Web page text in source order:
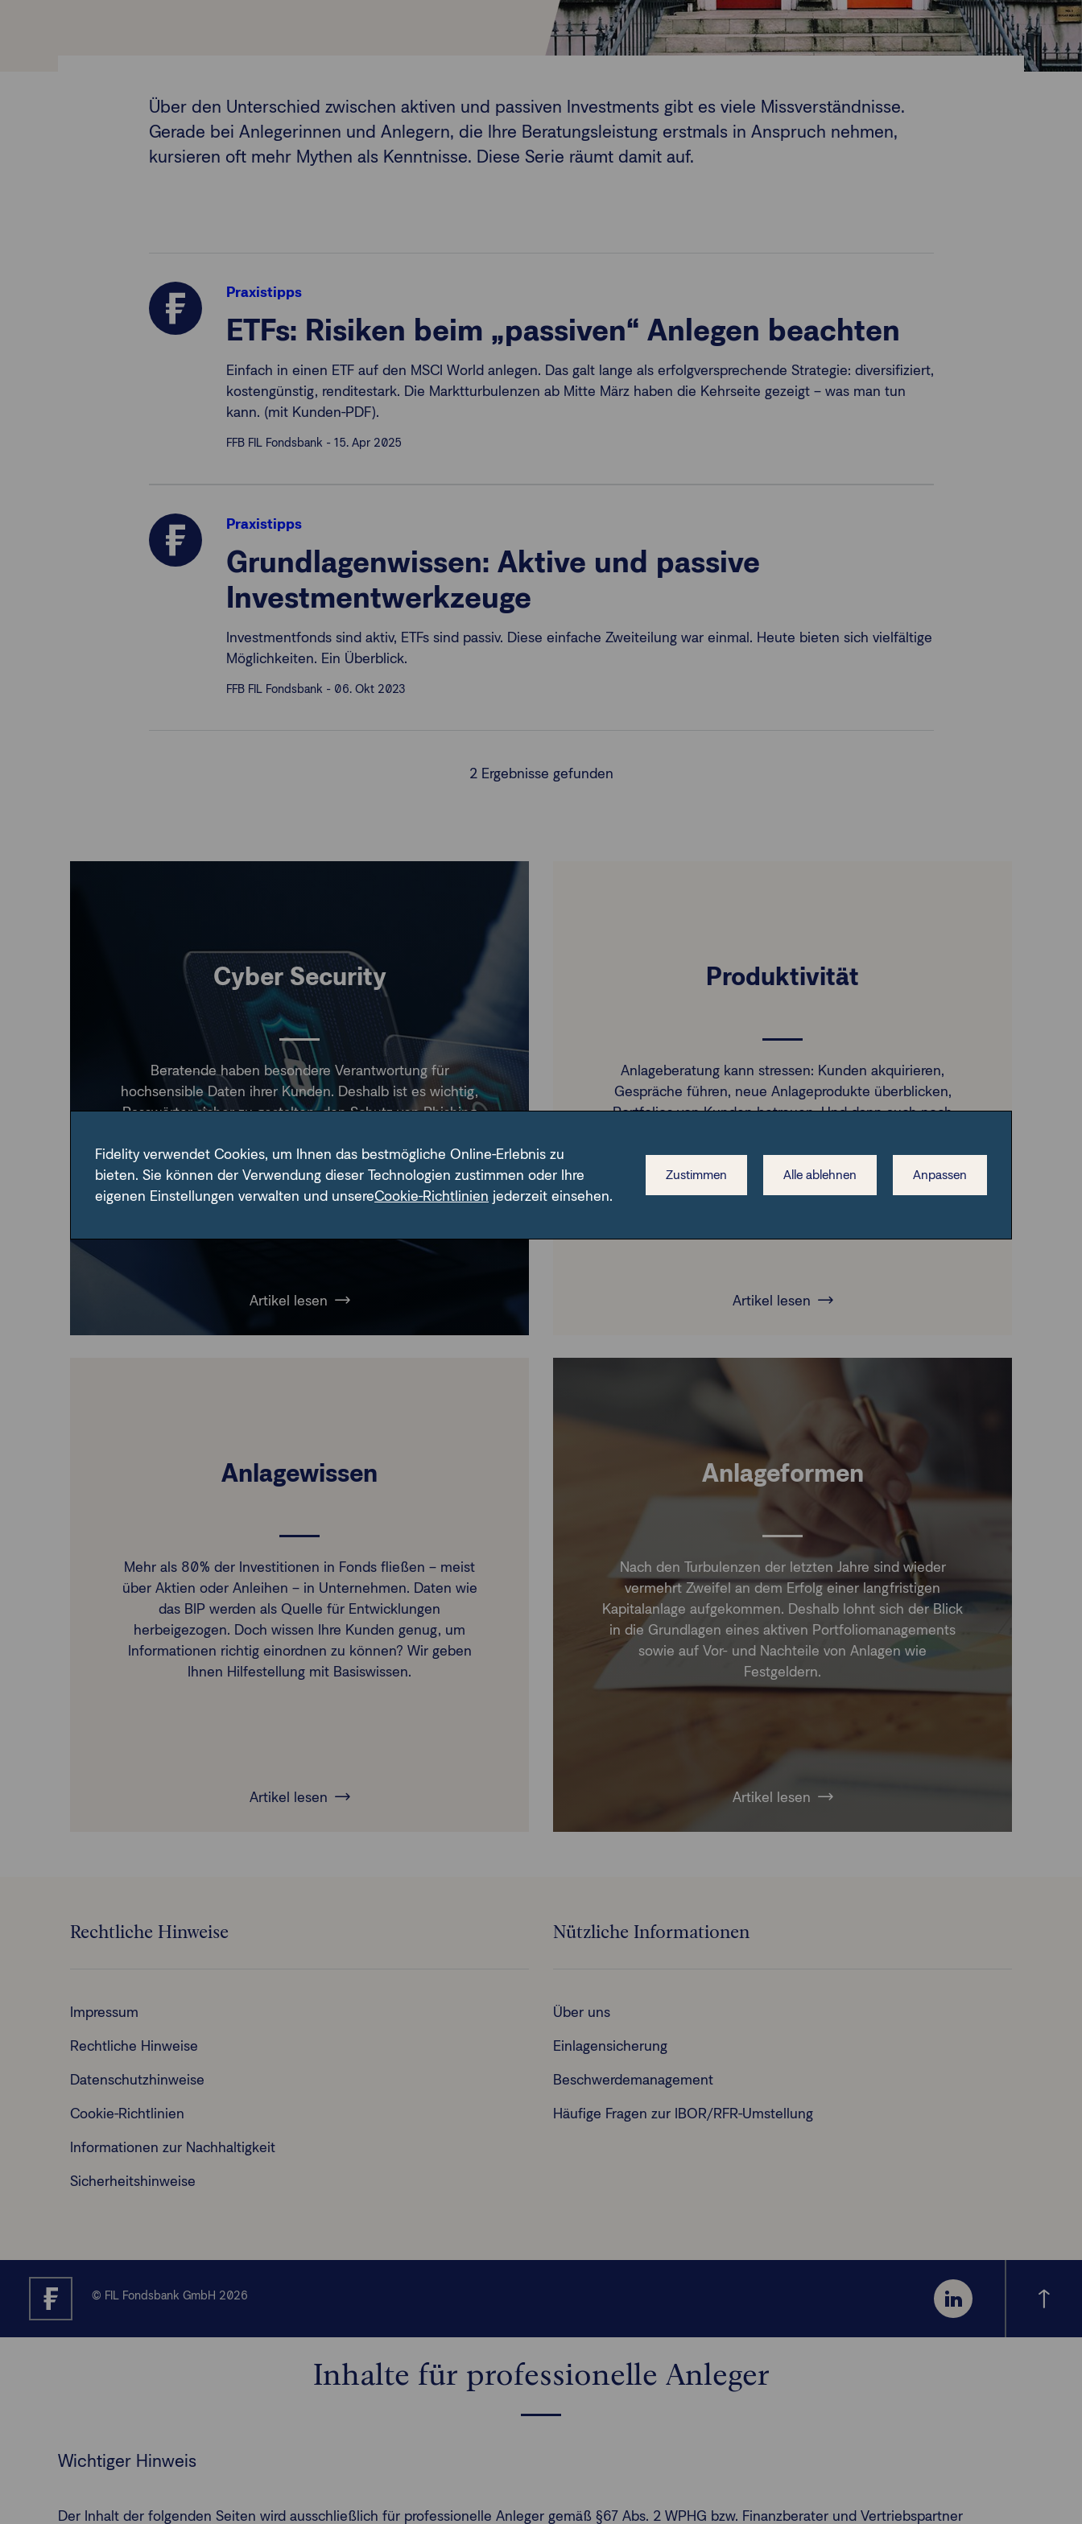
Über den Unterschied zwischen aktiven und passiven Investments gibt es viele Missverständnisse.
Gerade bei Anlegerinnen und Anlegern, die Ihre Beratungsleistung erstmals in Anspruch nehmen,
kursieren oft mehr Mythen als Kenntnisse. Diese Serie räumt damit auf.
Praxistipps
ETFs: Risiken beim „passiven“ Anlegen beachten
Einfach in einen ETF auf den MSCI World anlegen. Das galt lange als erfolgversprechende Strategie: diversifiziert,
kostengünstig, renditestark. Die Marktturbulenzen ab Mitte März haben die Kehrseite gezeigt – was man tun
kann. (mit Kunden-PDF).
FFB FIL Fondsbank - 15. Apr 2025
Praxistipps
Grundlagenwissen: Aktive und passive
Investmentwerkzeuge
Investmentfonds sind aktiv, ETFs sind passiv. Diese einfache Zweiteilung war einmal. Heute bieten sich vielfältige
Möglichkeiten. Ein Überblick.
FFB FIL Fondsbank - 06. Okt 2023
2Ergebnisse gefunden
Cyber Security
Beratende haben besondere Verantwortung für
hochsensible Daten ihrer Kunden. Deshalb ist es wichtig,
Passwörter sicher zu gestalten, den Schutz von Phishing
eines Angriffs schnell zu handeln. Diese Reihe liefert
Ihnen wertvolle Tipps.
Artikel lesen
Produktivität
Anlageberatung kann stressen: Kunden akquirieren,
Gespräche führen, neue Anlageprodukte überblicken,
Portfolios von Kunden betreuen. Und dann auch noch
Produktivitätstechniken, Digitalisierung und
Kundensegmentierung helfen, den Überblick zu
behalten.
Artikel lesen
Anlagewissen
Mehr als 80% der Investitionen in Fonds fließen – meist
über Aktien oder Anleihen – in Unternehmen. Daten wie
das BIP werden als Quelle für Entwicklungen
herbeigezogen. Doch wissen Ihre Kunden genug, um
Informationen richtig einordnen zu können? Wir geben
Ihnen Hilfestellung mit Basiswissen.
Artikel lesen
Anlageformen
Nach den Turbulenzen der letzten Jahre sind wieder
vermehrt Zweifel an dem Erfolg einer langfristigen
Kapitalanlage aufgekommen. Deshalb lohnt sich der Blick
in die Grundlagen eines aktiven Portfoliomanagements
sowie auf Vor- und Nachteile von Anlagen wie
Festgeldern.
Artikel lesen
Rechtliche Hinweise
Impressum
Rechtliche Hinweise
Datenschutzhinweise
Cookie-Richtlinien
Informationen zur Nachhaltigkeit
Sicherheitshinweise
Nützliche Informationen
Über uns
Einlagensicherung
Beschwerdemanagement
Häufige Fragen zur IBOR/RFR-Umstellung
© FIL Fondsbank GmbH 2026
Inhalte für professionelle Anleger
Wichtiger Hinweis
Der Inhalt der folgenden Seiten wird ausschließlich für professionelle Anleger gemäß §67 Abs. 2 WPHG bzw. Finanzberater und Vertriebspartner
Fidelity verwendet Cookies, um Ihnen das bestmögliche Online-Erlebnis zu
bieten. Sie können der Verwendung dieser Technologien zustimmen oder Ihre
eigenen Einstellungen verwalten und unsereCookie-Richtlinien jederzeit einsehen.
Zustimmen Alle ablehnen Anpassen